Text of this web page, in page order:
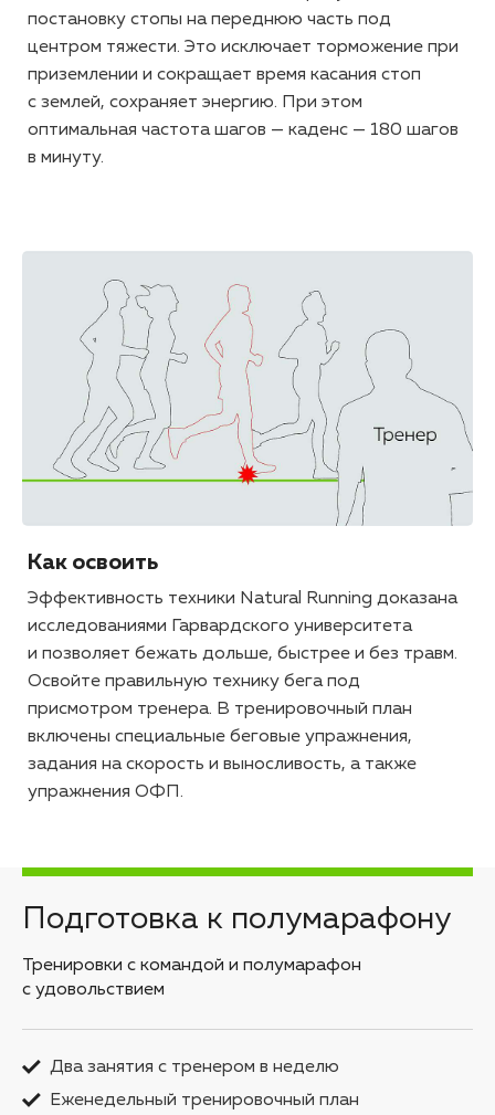
постановку стопы на переднюю часть под
центром тяжести. Это исключает торможение при
приземлении и сокращает время касания стоп
с землей, сохраняет энергию. При этом
оптимальная частота шагов — каденс — 180 шагов
в минуту.
Как освоить
Эффективность техники Natural Running доказана
исследованиями Гарвардского университета
и позволяет бежать дольше, быстрее и без травм.
Освойте правильную технику бега под
присмотром тренера. В тренировочный план
включены специальные беговые упражнения,
задания на скорость и выносливость, а также
упражнения ОФП.
Подготовка к полумарафону
Тренировки с командой и полумарафон
с удовольствием
Два занятия с тренером в неделю
Еженедельный тренировочный план